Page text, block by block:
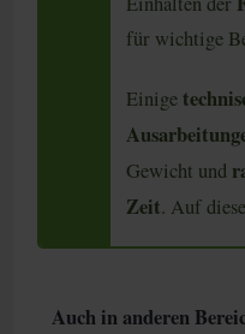
für wichtige
Einige
Gewicht und
Zeit. Auf
Auch in anderen